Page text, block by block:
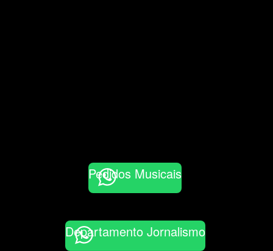
Pedidos Musicais
Departamento Jornalismo